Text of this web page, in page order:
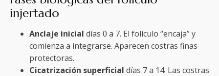
injertado
Anclaje inicial días 0 a 7. El folículo “encaja” y
comienza a integrarse. Aparecen costras finas
protectoras.
Cicatrización superficial días 7 a 14. Las costras